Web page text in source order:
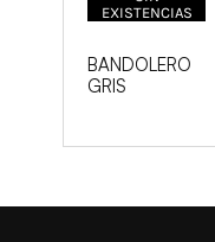
EXISTENCIAS
BANDOLERO
GRIS